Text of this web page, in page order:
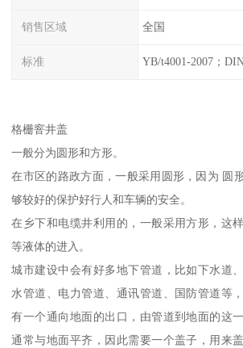
销售区域 全国
标准 YB/t4001-2007；
格栅窨井盖
一般分为圆形和方形。
在市区的路政方面，一般采用圆形，因为 圆
够较好的保护好行人和车辆的安全。
在乡下和电缆井利用的，一般采用方形，这
等液体的进入。
城市建设中会有好多地下管道，比如下水道
水管道、电力管道、通讯管道、国防管道等
有一个通向地面的出口，由管道到地面的这
通常与地面平齐，因此需要一个盖子，用来